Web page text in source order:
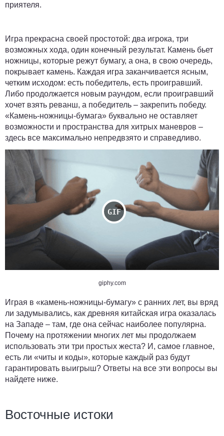
приятеля.
Игра прекрасна своей простотой: два игрока, три
возможных хода, один конечный результат. Камень бьет
ножницы, которые режут бумагу, а она, в свою очередь,
покрывает камень. Каждая игра заканчивается ясным,
четким исходом: есть победитель, есть проигравший.
Либо продолжается новым раундом, если проигравший
хочет взять реванш, а победитель – закрепить победу.
«Камень-ножницы-бумага» буквально не оставляет
возможности и пространства для хитрых маневров –
здесь все максимально непредвзято и справедливо.
giphy.com
Играя в «камень-ножницы-бумагу» с ранних лет, вы вряд
ли задумывались, как древняя китайская игра оказалась
на Западе – там, где она сейчас наиболее популярна.
Почему на протяжении многих лет мы продолжаем
использовать эти три простых жеста? И, самое главное,
есть ли «читы и коды», которые каждый раз будут
гарантировать выигрыш? Ответы на все эти вопросы вы
найдете ниже.
Восточные истоки